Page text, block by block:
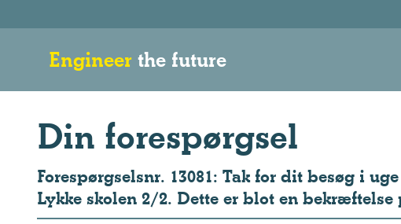
Engineer the future
Din forespørgsel
Forespørgselsnr. 13081: Tak for dit besøg i
Lykke skolen 2/2. Dette er blot en bekræftelse